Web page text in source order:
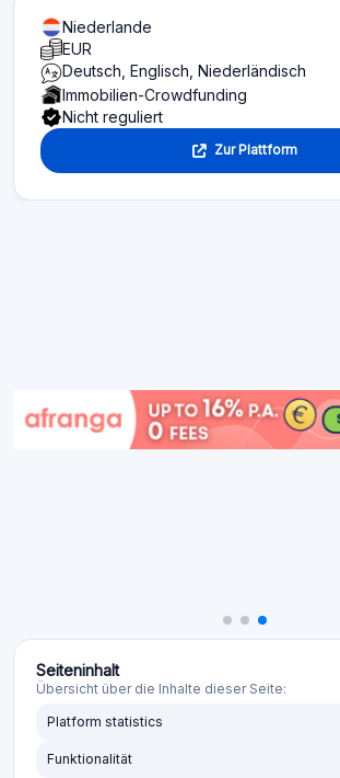
Niederlande
EUR
Deutsch, Englisch, Niederländisch
Immobilien-Crowdfunding
Nicht reguliert
Zur Plattform
Seiteninhalt
Übersicht über die Inhalte dieser Seite:
Platform statistics
Funktionalität